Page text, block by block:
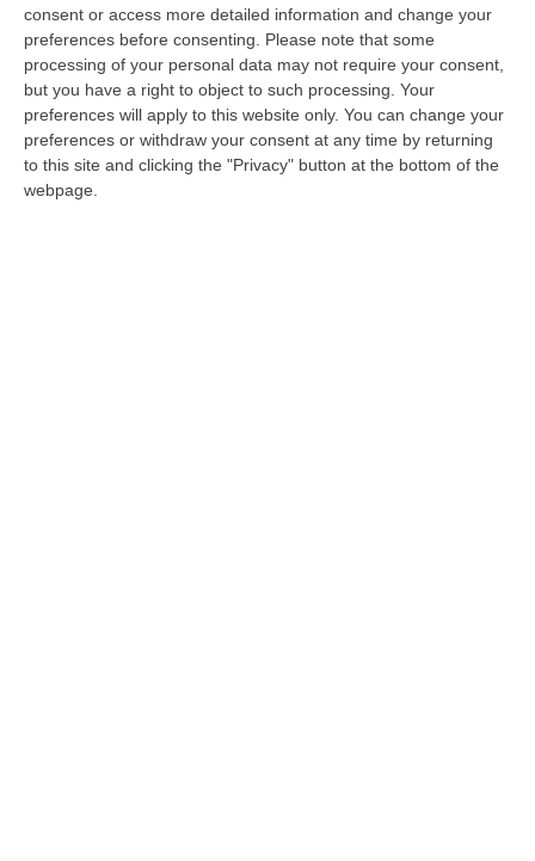
consent or access more detailed information and change your
preferences before consenting.
Please note that some
processing of your personal data may not require your consent,
but you have a right to object to such processing. Your
preferences will apply to this website only. You can change your
preferences or withdraw your consent at any time by returning
to this site and clicking the "Privacy" button at the bottom of the
webpage.